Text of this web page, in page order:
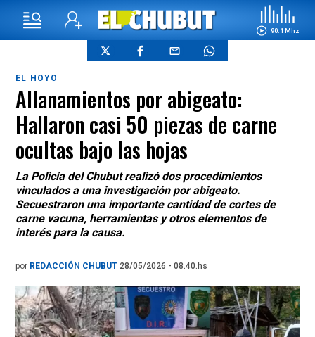
90.1 Mhz
EL HOYO
Allanamientos por abigeato:
Hallaron casi 50 piezas de carne
ocultas bajo las hojas
La Policía del Chubut realizó dos procedimientos
vinculados a una investigación por abigeato.
Secuestraron una importante cantidad de cortes de
carne vacuna, herramientas y otros elementos de
interés para la causa.
por REDACCIÓN CHUBUT 28/05/2026 - 08.40.hs